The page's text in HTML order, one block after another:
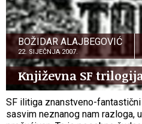
BOŽIDAR ALAJBEGOVIĆ
22. SIJEČNJA 2007.
Književna SF
SF ilitiga znanstveno-
sasvim neznanog nam razloga,